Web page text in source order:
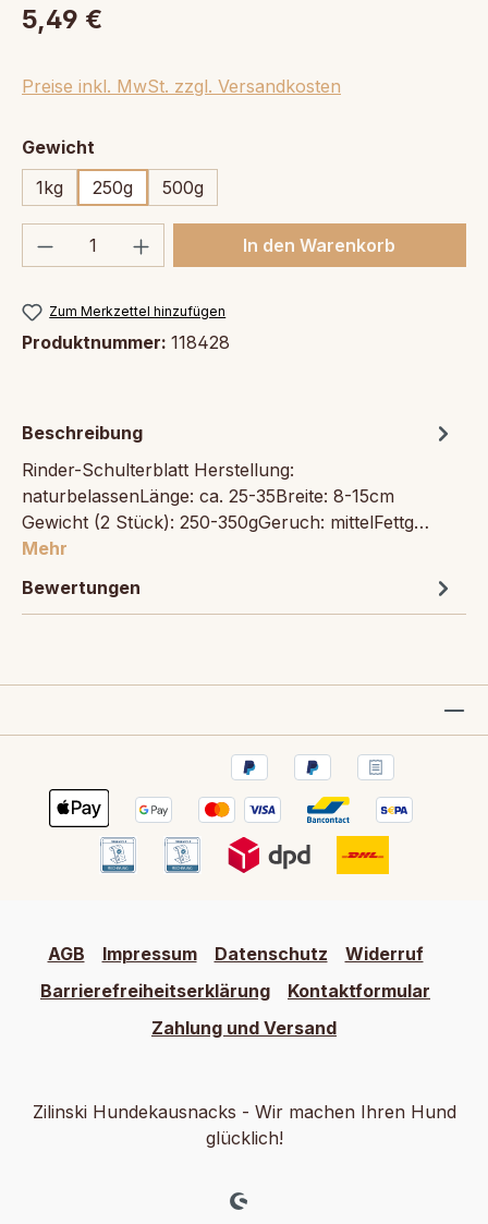
5,49 €
Preise inkl. MwSt. zzgl. Versandkosten
Gewicht
1kg
250g 500g
Produkt Anzahl: Gib denIn den Warenkorb
Zum Merkzettel hinzufügen
Produktnummer: 118428
Beschreibung
Rinder-Schulterblatt Herstellung:
naturbelassenLänge: ca. 25-35Breite: 8-15cm
Gewicht (2 Stück): 250-350gGeruch: mittelFettg…
Mehr
Bewertungen
AGB Impressum Datenschutz
Widerruf
Barrierefreiheitserklärung
Kontaktformular
Zahlung und Versand
Zilinski Hundekausnacks - Wir machen Ihren Hund
glücklich!